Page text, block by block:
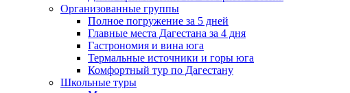
Организованные группы
Полное погружение за 5 дней
Главные места Дагестана за 4 дня
Гастрономия и вина юга
Термальные источники и горы юга
Комфортный тур по Дагестану
Школьные туры